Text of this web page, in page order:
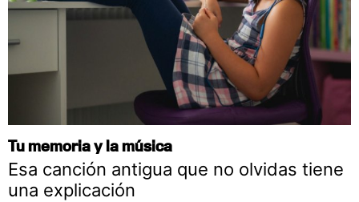
Tu memoria y la música
Esa canción antigua que no olvidas tiene
una explicación